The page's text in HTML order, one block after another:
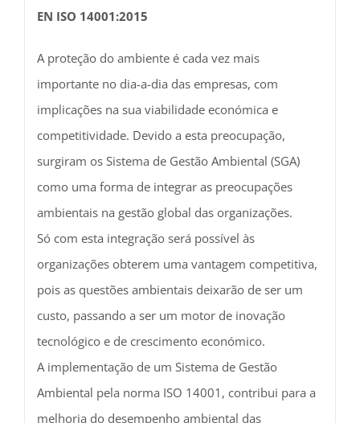
EN ISO 14001:2015
A proteção do ambiente é cada vez mais
importante no dia-a-dia das empresas, com
implicações na sua viabilidade económica e
competitividade. Devido a esta preocupação,
surgiram os Sistema de Gestão Ambiental (SGA)
como uma forma de integrar as preocupações
ambientais na gestão global das organizações.
Só com esta integração será possível às
organizações obterem uma vantagem competitiva,
pois as questões ambientais deixarão de ser um
custo, passando a ser um motor de inovação
tecnológico e de crescimento económico.
A implementação de um Sistema de Gestão
Ambiental pela norma ISO 14001, contribui para a
melhoria do desempenho ambiental das